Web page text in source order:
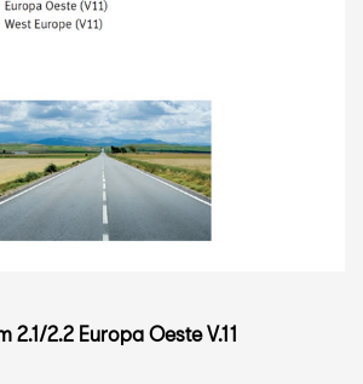
2.1/2.2 Europa Oeste V.11